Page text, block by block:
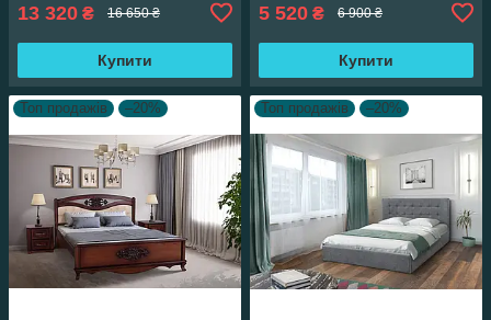
13 320 ₴ 16 650 ₴
Купити
5 520 ₴ 6 900 ₴
Купити
Топ продажів –20% Топ продажів –20%